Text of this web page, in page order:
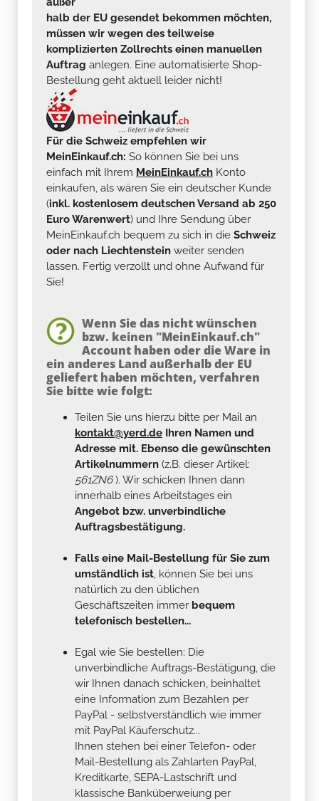
halb der EU gesendet bekommen möchten,
müssen wir wegen des teilweise
komplizierten Zollrechts einen manuellen
Auftrag anlegen. Eine automatisierte Shop-
Bestellung geht aktuell leider nicht!
Für die Schweiz empfehlen wir
MeinEinkauf.ch: So können Sie bei uns
einfach mit Ihrem MeinEinkauf.ch Konto
einkaufen, als wären Sie ein deutscher Kunde
(inkl. kostenlosem deutschen Versand ab 250
Euro Warenwert) und Ihre Sendung über
MeinEinkauf.ch bequem zu sich in die Schweiz
oder nach Liechtenstein weiter senden
lassen. Fertig verzollt und ohne Aufwand für
Sie!
Wenn Sie das nicht wünschen
bzw. keinen "MeinEinkauf.ch"
Account haben oder die Ware in
ein anderes Land außerhalb der EU
geliefert haben möchten, verfahren
Sie bitte wie folgt:
Teilen Sie uns hierzu bitte per Mail an
kontakt@yerd.de Ihren Namen und
Adresse mit. Ebenso die gewünschten
Artikelnummern (z.B. dieser Artikel:
561ZN6). Wir schicken Ihnen dann
innerhalb eines Arbeitstages ein
Angebot bzw. unverbindliche
Auftragsbestätigung.
Falls eine Mail-Bestellung für Sie zum
umständlich ist, können Sie bei uns
natürlich zu den üblichen
Geschäftszeiten immer bequem
telefonisch bestellen...
Egal wie Sie bestellen: Die
unverbindliche Auftrags-Bestätigung, die
wir Ihnen danach schicken, beinhaltet
eine Information zum Bezahlen per
PayPal - selbstverständlich wie immer
mit PayPal Käuferschutz...
Ihnen stehen bei einer Telefon- oder
Mail-Bestellung als Zahlarten PayPal,
Kreditkarte, SEPA-Lastschrift und
klassische Banküberweiung per